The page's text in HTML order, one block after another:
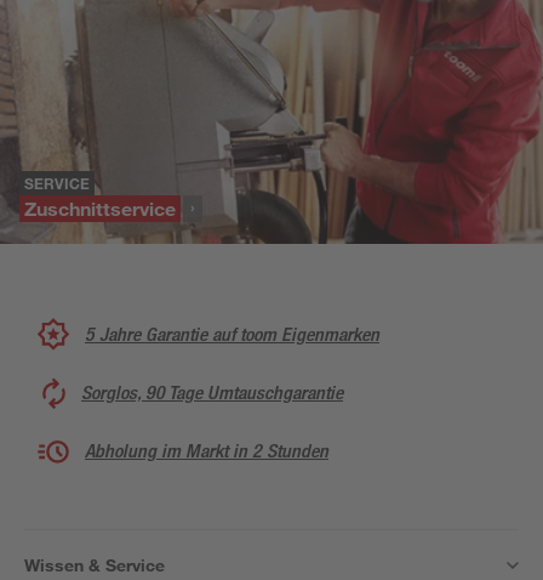
SERVICE
Zuschnittservice
5 Jahre Garantie auf toom Eigenmarken
Sorglos, 90 Tage Umtauschgarantie
Abholung im Markt in 2 Stunden
Wissen & Service